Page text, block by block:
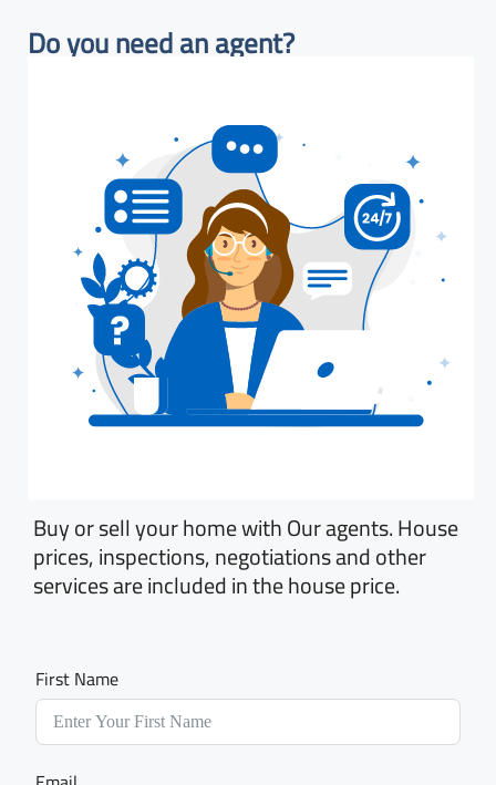
Do you need an agent?​
Buy or sell your home with Our agents. House
prices, inspections, negotiations and other
services are included in the house price.
First Name